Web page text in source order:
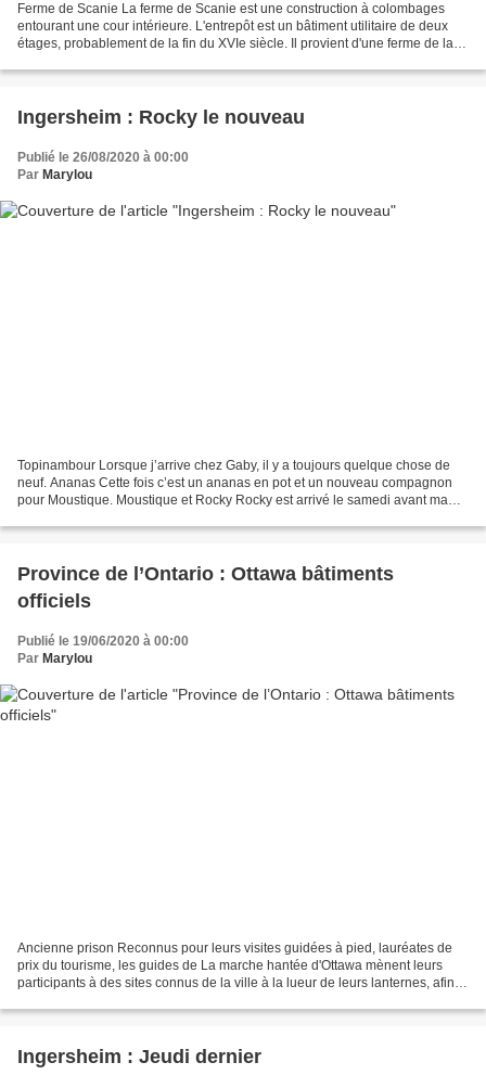
Ferme de Scanie La ferme de Scanie est une construction à colombages
entourant une cour intérieure. L'entrepôt est un bâtiment utilitaire de deux
étages, probablement de la fin du XVIe siècle. Il provient d'une ferme de la
Ingersheim : Rocky le nouveau
Publié le 26/08/2020 à 00:00
Par Marylou
Topinambour Lorsque j’arrive chez Gaby, il y a toujours quelque chose de
neuf. Ananas Cette fois c’est un ananas en pot et un nouveau compagnon
pour Moustique. Moustique et Rocky Rocky est arrivé le samedi avant ma
Province de l’Ontario : Ottawa bâtiments
officiels
Publié le 19/06/2020 à 00:00
Par Marylou
Ancienne prison Reconnus pour leurs visites guidées à pied, lauréates de
prix du tourisme, les guides de La marche hantée d'Ottawa mènent leurs
participants à des sites connus de la ville à la lueur de leurs lanternes, afin
Ingersheim : Jeudi dernier